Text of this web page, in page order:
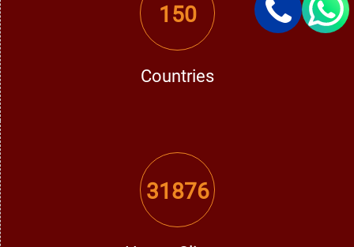
150
Countries
31876